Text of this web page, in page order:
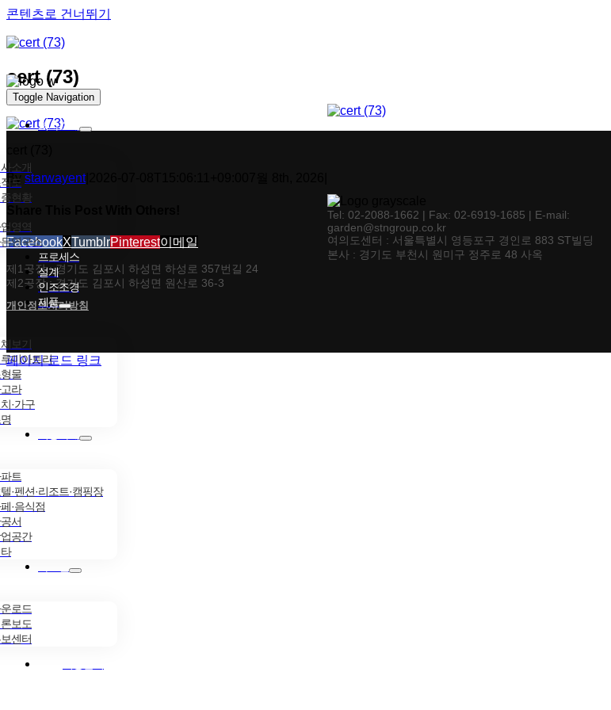
콘텐츠로 건너뛰기
Toggle Navigation
회사소개
소개
도
현황
영역
연구소
프로세스
설계
인조조경
제품
보기
미아트리
물
라
·가구
트
·펜션·리조트·캠핑장
·음식점
서
공간
로드
보도
센터
cert (73)
By starwayent|
FacebookXTumblrPinterest이메일
Tel: 02-2088-1662 | Fax: 02-6919-1685 | E-mail:
garden@stngroup.co.kr
여의도센터 : 서울특별시 영등포구 경인로 883 ST빌딩
본사 : 경기도 부천시 원미구 정주로 48 사옥
제1공장 : 경기도 김포시 하성면 하성로 357번길 24
제2공장 : 경기도 김포시 하성면 원산로 36-3
개인정보처리방침
페이지 로드 링크